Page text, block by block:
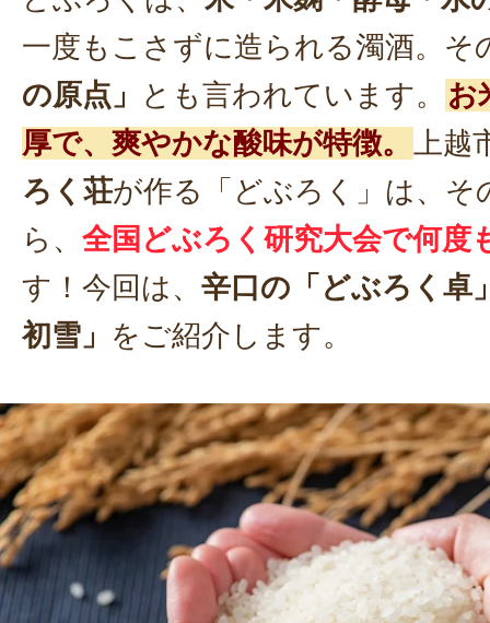
一度もこさずに造られる濁酒。そ
の原点」
とも言われています。
お
厚で、爽やかな酸味が特徴。 上越
ろく荘が作る「どぶろく」は、そ
ら、 全国どぶろく研究大会で何度
す！今回は、 辛口の「どぶろく卓
初雪」 をご紹介します。